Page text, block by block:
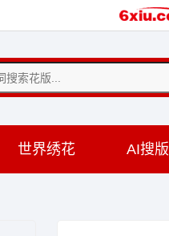
世界绣花 AI搜版